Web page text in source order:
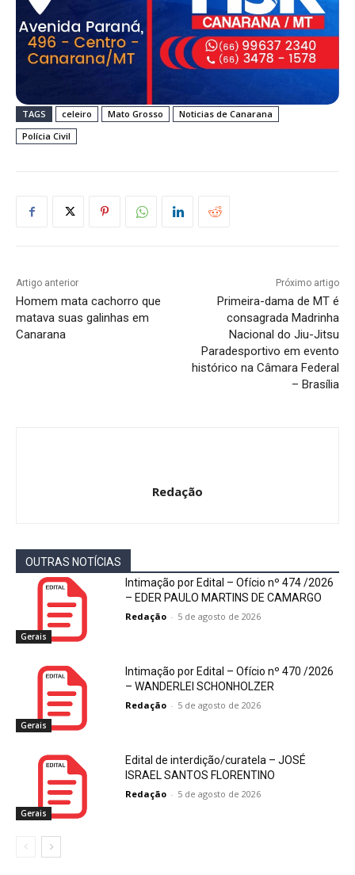
TAGS celeiro Mato Grosso
Noticias de Canarana
Polícia Civil
Artigo anterior
Homem mata cachorro que
matava suas galinhas em
Canarana
Próximo artigo
Primeira-dama de MT é
consagrada Madrinha
Nacional do Jiu-Jitsu
Paradesportivo em evento
histórico na Câmara Federal
– Brasília
Redação
OUTRAS NOTÍCIAS
Gerais
Intimação por Edital – Ofício nº 474 /2026
– EDER PAULO MARTINS DE CAMARGO
Redação - 5 de agosto de 2026
Gerais
Intimação por Edital – Ofício nº 470 /2026
– WANDERLEI SCHONHOLZER
Redação - 5 de agosto de 2026
Gerais
Edital de interdição/curatela – JOSÉ
ISRAEL SANTOS FLORENTINO
Redação - 5 de agosto de 2026